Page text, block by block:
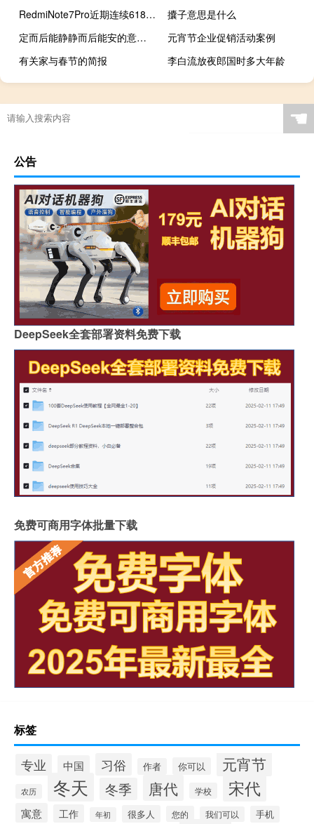
RedmiNote7Pro近期连续618天首次降价
攮子意思是什么
定而后能静静而后能安的意思（定而后能静静而后能安安而后能虑）
元宵节企业促销活动案例
有关家与春节的简报
李白流放夜郎国时多大年龄
☚
公告
DeepSeek全套部署资料免费下载
免费可商用字体批量下载
标签
专业 中国 习俗 作者 你可以 元宵节
农历 冬天 冬季 唐代 学校 宋代
寓意 工作 年初 很多人 您的 我们可以 手机